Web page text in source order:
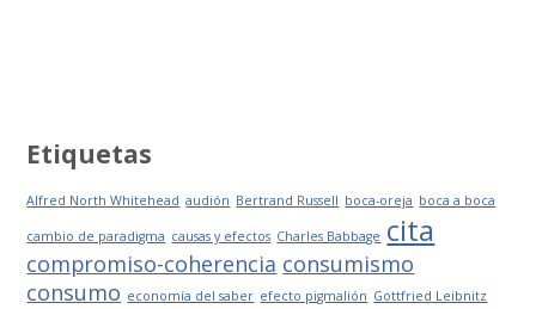
Etiquetas
Alfred North Whitehead audión Bertrand Russell boca-oreja boca a boca
cambio de paradigma causas y efectos Charles Babbage cita
compromiso-coherencia consumismo
consumo economía del saber efecto pigmalión Gottfried Leibnitz